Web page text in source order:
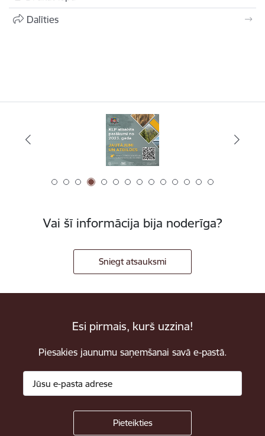
Dalīties
Vai šī informācija bija noderīga?
Sniegt atsauksmi
Esi pirmais, kurš uzzina!
Piesakies jaunumu saņemšanai savā e-pastā.